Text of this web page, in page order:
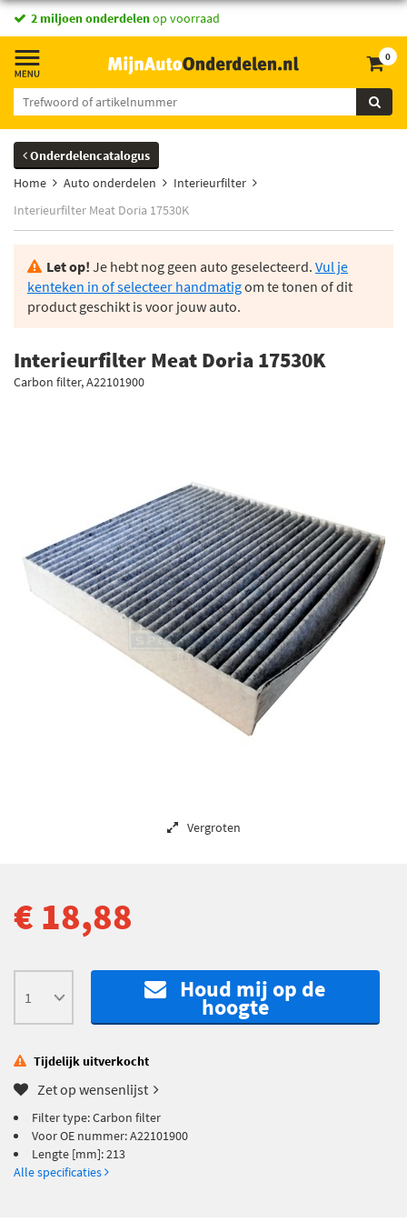
2 miljoen onderdelenop voorraad
0
Onderdelencatalogus
Home
Auto onderdelen
Interieurfilter
Interieurfilter Meat Doria 17530K
Let op! Je hebt nog geen auto geselecteerd. Vul je
kenteken in of selecteer handmatigom te tonen of dit
product geschikt is voor jouw auto.
Interieurfilter Meat Doria 17530K
Carbon filter, A22101900
Vergroten
€ 18,88
Houd mij op de
hoogte
Tijdelijk uitverkocht
Zet op wensenlijst
Filter type: Carbon filter
Voor OE nummer: A22101900
Lengte [mm]: 213
Alle specificaties